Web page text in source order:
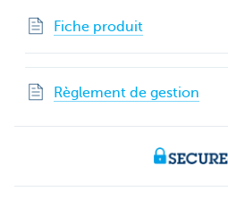
Fiche produit
Règlement de gestion